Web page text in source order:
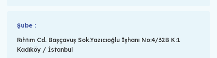
Şube :
Rıhtım Cd. Başçavuş Sok.Yazıcıoğlu İşhanı No:4/32B K:1
Kadıköy / İstanbul